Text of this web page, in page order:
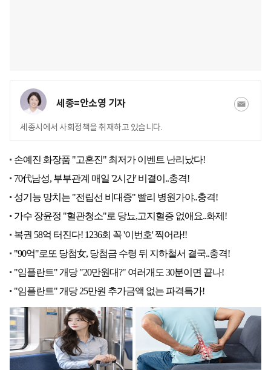
세종=안소영 기자
세종시에서 사회정책을 취재하고 있습니다.